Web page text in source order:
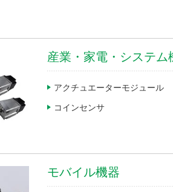
産業・家電・システム
アクチュエーターモジュール
コインセンサ
モバイル機器